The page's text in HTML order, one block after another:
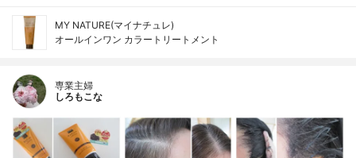
MY NATURE(マイナチュレ)
オールインワン カラートリートメント
専業主婦
しろもこな